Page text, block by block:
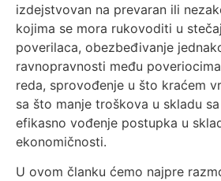
izdejstvovan na prevaran ili
kojima se mora rukovoditi u
poverilaca, obezbeđivanje
ravnopravnosti među
reda, sprovođenje u što kraćem
sa što manje troškova u skladu
efikasno vođenje postupka u
ekonomičnosti.
U ovom članku ćemo najpre